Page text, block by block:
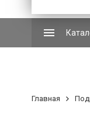
Главная